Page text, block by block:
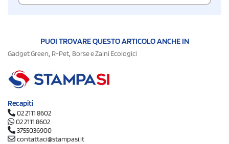
PUOI TROVARE QUESTO ARTICOLO ANCHE IN
Gadget Green, R-Pet, Borse e Zaini Ecologici
Recapiti
02 2111 8602
02 2111 8602
3755036900
contattaci@stampasi.it